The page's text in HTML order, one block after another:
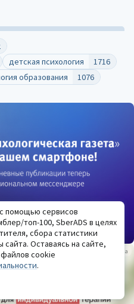
Реклама
детская психология
1716
образования
1076
помощью сервисов
топ-100, SberADS в целях
сбора статистики
Оставаясь на сайте,
cookie
.